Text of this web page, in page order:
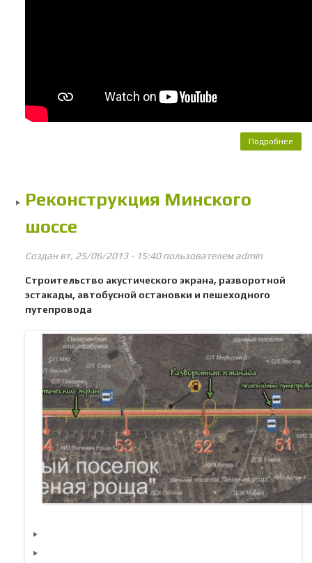
Подробнее
Реконструкция Минского
шоссе
Создан вт, 25/06/2013 - 15:40 пользователемadmin
Строительство акустического экрана, разворотной
эстакады, автобусной остановки и пешеходного
путепровода